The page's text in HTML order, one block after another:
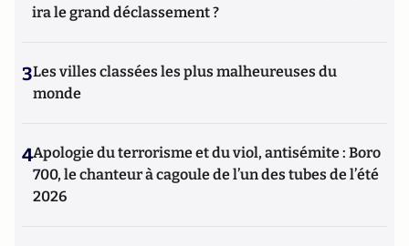
ira le grand déclassement ?
3Les villes classées les plus malheureuses du
monde
4Apologie du terrorisme et du viol, antisémite : Boro
700, le chanteur à cagoule de l’un des tubes de l’été
2026